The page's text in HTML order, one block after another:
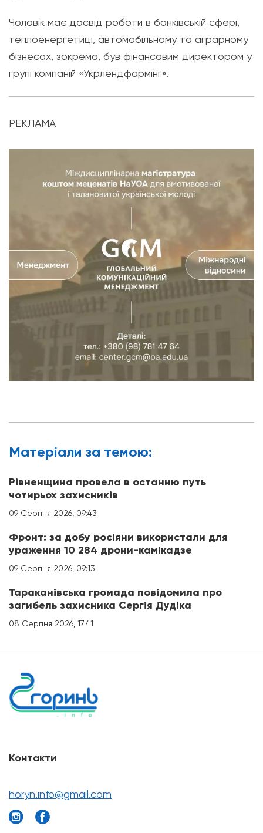
Чоловік має досвід роботи в банківській сфері,
теплоенергетиці, автомобільному та аграрному
бізнесах, зокрема, був фінансовим директором у
групі компаній «Укрлендфармінг».
РЕКЛАМА
Матерiали за темою:
Рівненщина провела в останню путь
чотирьох захисників
09 Серпня 2026, 09:43
Фронт: за добу росіяни використали для
ураження 10 284 дрони-камікадзе
09 Серпня 2026, 09:13
Тараканівська громада повідомила про
загибель захисника Сергія Дудіка
08 Серпня 2026, 17:41
Контакти
horyn.info@gmail.com